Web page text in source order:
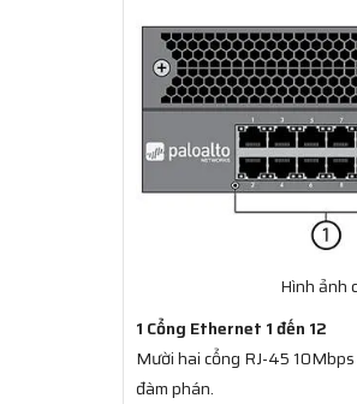
Hình ảnh
1 Cổng Ethernet 1 đến 12
Mười hai cổng RJ-45
đàm phán.